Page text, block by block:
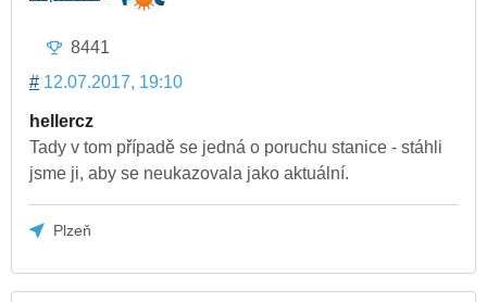
8441
# 12.07.2017, 19:10
hellercz
Tady v tom případě se jedná o poruchu stanice - stáhli
jsme ji, aby se neukazovala jako aktuální.
Plzeň